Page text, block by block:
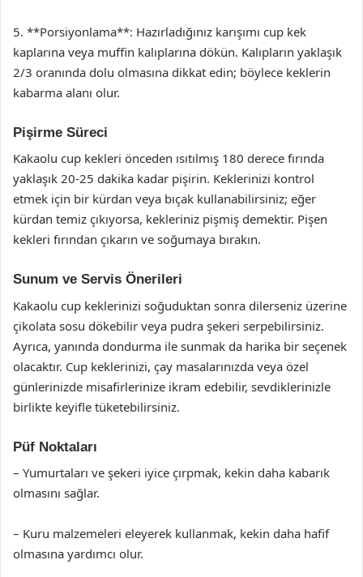
5. **Porsiyonlama**: Hazırladığınız karışımı cup kek
kaplarına veya muffin kalıplarına dökün. Kalıpların yaklaşık
2/3 oranında dolu olmasına dikkat edin; böylece keklerin
kabarma alanı olur.
Pişirme Süreci
Kakaolu cup kekleri önceden ısıtılmış 180 derece fırında
yaklaşık 20-25 dakika kadar pişirin. Keklerinizi kontrol
etmek için bir kürdan veya bıçak kullanabilirsiniz; eğer
kürdan temiz çıkıyorsa, kekleriniz pişmiş demektir. Pişen
kekleri fırından çıkarın ve soğumaya bırakın.
Sunum ve Servis Önerileri
Kakaolu cup keklerinizi soğuduktan sonra dilerseniz üzerine
çikolata sosu dökebilir veya pudra şekeri serpebilirsiniz.
Ayrıca, yanında dondurma ile sunmak da harika bir seçenek
olacaktır. Cup keklerinizi, çay masalarınızda veya özel
günlerinizde misafirlerinize ikram edebilir, sevdiklerinizle
birlikte keyifle tüketebilirsiniz.
Püf Noktaları
– Yumurtaları ve şekeri iyice çırpmak, kekin daha kabarık
olmasını sağlar.
– Kuru malzemeleri eleyerek kullanmak, kekin daha hafif
olmasına yardımcı olur.